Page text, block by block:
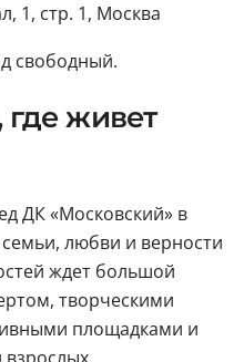
1, стр. 1, Москва
свободный.
где живет
ДК «Московский» в
любви и верности
ждет большой
творческими
площадками и